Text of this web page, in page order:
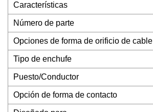
Características
Número de parte
Opciones de forma de orificio de cable
Tipo de enchufe
Puesto/Conductor
Opción de forma de contacto